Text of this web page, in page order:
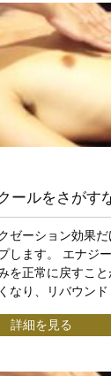
ールをさがす
ゼーション効果
します。 エナジ
を正常に戻すこと
なり、リバウン
詳細を見る